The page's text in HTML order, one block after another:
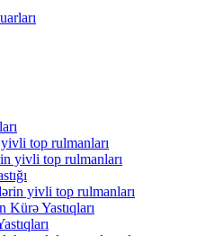
top rulmanları
yivli top rulmanları
yivli top rulmanları
Kürə Yastıqları